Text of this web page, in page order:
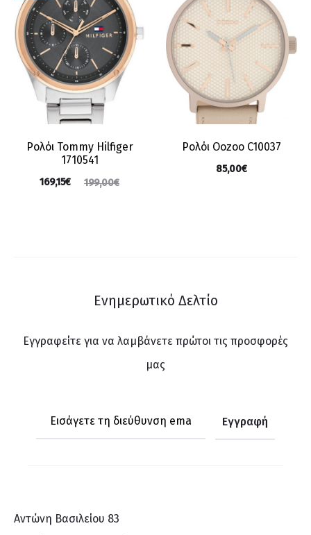
Ρολόι Tommy Hilfiger
1710541
199,00€
169,15€
Ρολόι Oozoo C10037
85,00€
Ενημερωτικό Δελτίο
Εγγραφείτε για να λαμβάνετε πρώτοι τις προσφορές
μας
Αντώνη Βασιλείου 83